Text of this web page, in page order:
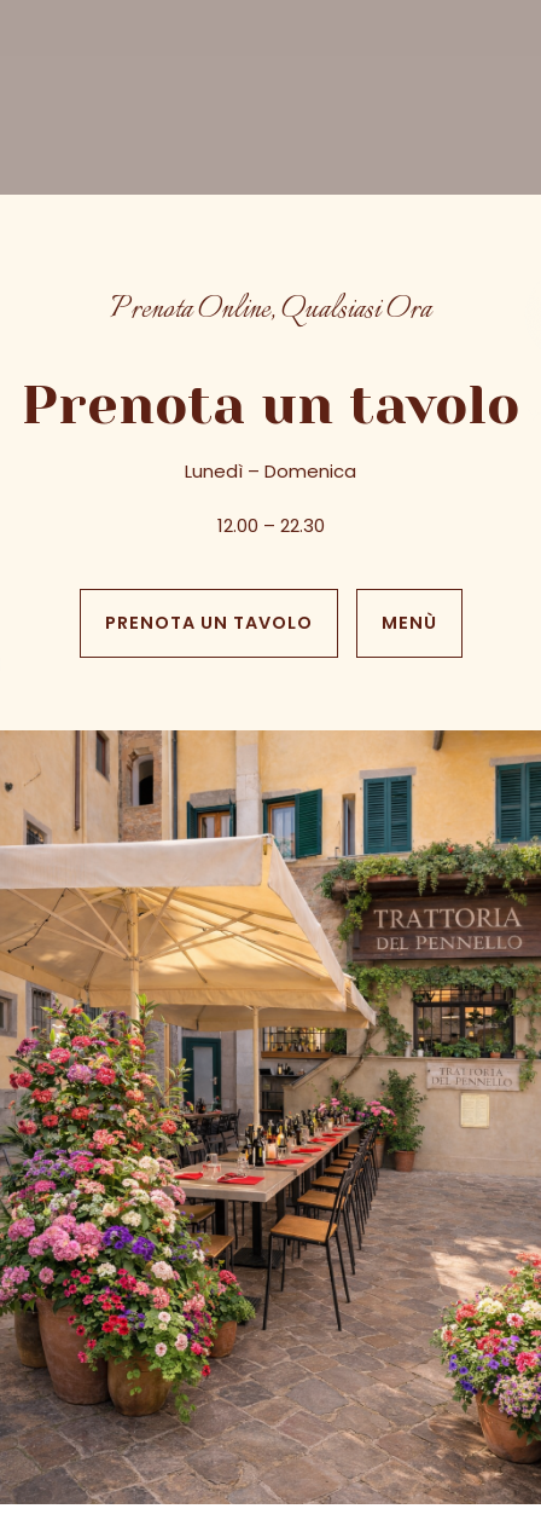
Prenota Online, Qualsiasi Ora
Prenota un tavolo
Lunedì – Domenica
12.00 – 22.30
PRENOTA UN TAVOLO MENÙ